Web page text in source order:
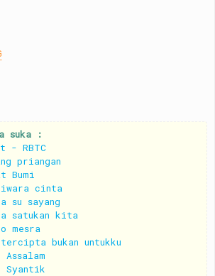
suka :
- RBTC
priangan
Bumi
cinta
su sayang
satukan kita
mesra
bukan untukku
Syantik